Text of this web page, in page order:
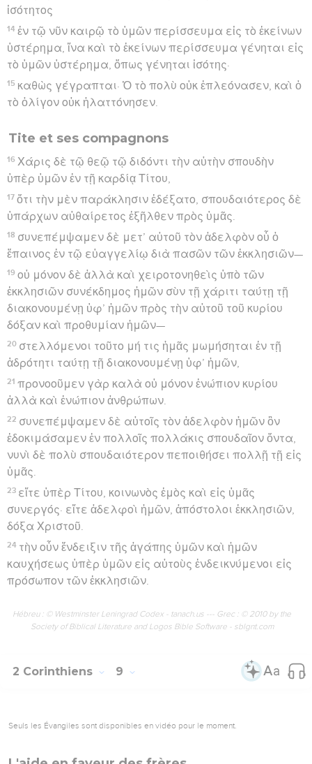
ἰσότητος
14 ἐν τῷ νῦν καιρῷ τὸ ὑμῶν περίσσευμα εἰς τὸ ἐκείνων
ὑστέρημα, ἵνα καὶ τὸ ἐκείνων περίσσευμα γένηται εἰς
τὸ ὑμῶν ὑστέρημα, ὅπως γένηται ἰσότης·
15 καθὼς γέγραπται· Ὁ τὸ πολὺ οὐκ ἐπλεόνασεν, καὶ ὁ
τὸ ὀλίγον οὐκ ἠλαττόνησεν.
Tite et ses compagnons
16 Χάρις δὲ τῷ θεῷ τῷ διδόντι τὴν αὐτὴν σπουδὴν
ὑπὲρ ὑμῶν ἐν τῇ καρδίᾳ Τίτου,
17 ὅτι τὴν μὲν παράκλησιν ἐδέξατο, σπουδαιότερος δὲ
ὑπάρχων αὐθαίρετος ἐξῆλθεν πρὸς ὑμᾶς.
18 συνεπέμψαμεν δὲ μετ’ αὐτοῦ τὸν ἀδελφὸν οὗ ὁ
ἔπαινος ἐν τῷ εὐαγγελίῳ διὰ πασῶν τῶν ἐκκλησιῶν—
19 οὐ μόνον δὲ ἀλλὰ καὶ χειροτονηθεὶς ὑπὸ τῶν
ἐκκλησιῶν συνέκδημος ἡμῶν σὺν τῇ χάριτι ταύτῃ τῇ
διακονουμένῃ ὑφ’ ἡμῶν πρὸς τὴν αὐτοῦ τοῦ κυρίου
δόξαν καὶ προθυμίαν ἡμῶν—
20 στελλόμενοι τοῦτο μή τις ἡμᾶς μωμήσηται ἐν τῇ
ἁδρότητι ταύτῃ τῇ διακονουμένῃ ὑφ’ ἡμῶν,
21 προνοοῦμεν γὰρ καλὰ οὐ μόνον ἐνώπιον κυρίου
ἀλλὰ καὶ ἐνώπιον ἀνθρώπων.
22 συνεπέμψαμεν δὲ αὐτοῖς τὸν ἀδελφὸν ἡμῶν ὃν
ἐδοκιμάσαμεν ἐν πολλοῖς πολλάκις σπουδαῖον ὄντα,
νυνὶ δὲ πολὺ σπουδαιότερον πεποιθήσει πολλῇ τῇ εἰς
ὑμᾶς.
23 εἴτε ὑπὲρ Τίτου, κοινωνὸς ἐμὸς καὶ εἰς ὑμᾶς
συνεργός· εἴτε ἀδελφοὶ ἡμῶν, ἀπόστολοι ἐκκλησιῶν,
δόξα Χριστοῦ.
24 τὴν οὖν ἔνδειξιν τῆς ἀγάπης ὑμῶν καὶ ἡμῶν
καυχήσεως ὑπὲρ ὑμῶν εἰς αὐτοὺς ἐνδεικνύμενοι εἰς
πρόσωπον τῶν ἐκκλησιῶν.
Hébreu : © Westminster Leningrad Codex - tanach.us --- Grec : © 2010 by the
Society of Biblical Literature and Logos Bible Software - sblgnt.com
2 Corinthiens 9
Seuls les Évangiles sont disponibles en vidéo pour le moment.